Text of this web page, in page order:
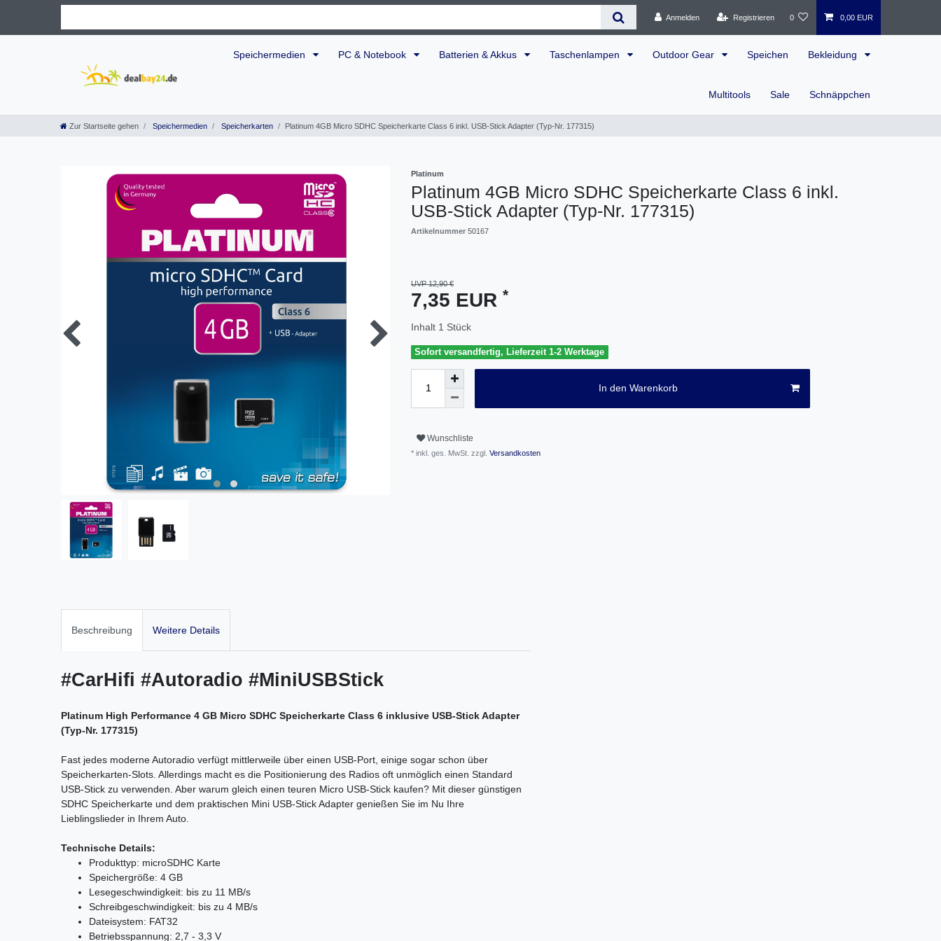
Anmelden Registrieren 0 0,00 EUR
Speichermedien PC & Notebook Batterien & Akkus Taschenlampen Outdoor Gear Speichen Bekleidung
Multitools Sale Schnäppchen
Zur Startseite gehen Speichermedien Speicherkarten Platinum 4GB Micro SDHC Speicherkarte Class 6 inkl. USB-Stick Adapter (Typ-Nr. 177315)
Platinum
Platinum 4GB Micro SDHC Speicherkarte Class 6 inkl.
USB-Stick Adapter (Typ-Nr. 177315)
Artikelnummer 50167
UVP 12,90 €
7,35 EUR *
Inhalt 1 Stück
Sofort versandfertig, Lieferzeit 1-2 Werktage
In den Warenkorb
Wunschliste
* inkl. ges. MwSt. zzgl. Versandkosten
Beschreibung Weitere Details
#CarHifi #Autoradio #MiniUSBStick
Platinum High Performance 4 GB Micro SDHC Speicherkarte Class 6 inklusive USB-Stick Adapter
(Typ-Nr. 177315)
Fast jedes moderne Autoradio verfügt mittlerweile über einen USB-Port, einige sogar schon über
Speicherkarten-Slots. Allerdings macht es die Positionierung des Radios oft unmöglich einen Standard
USB-Stick zu verwenden. Aber warum gleich einen teuren Micro USB-Stick kaufen? Mit dieser günstigen
SDHC Speicherkarte und dem praktischen Mini USB-Stick Adapter genießen Sie im Nu Ihre
Lieblingslieder in Ihrem Auto.
Technische Details:
Produkttyp: microSDHC Karte
Speichergröße: 4 GB
Lesegeschwindigkeit: bis zu 11 MB/s
Schreibgeschwindigkeit: bis zu 4 MB/s
Dateisystem: FAT32
Betriebsspannung: 2,7 - 3,3 V